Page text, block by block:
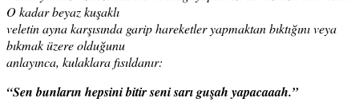
O kadar beyaz kuşaklı
veletin ayna karşısında garip hareketler yapmaktan bıktığını veya
bıkmak üzere olduğunu
anlayınca, kulaklara fısıldanır:
“Sen bunların hepsini bitir seni sarı guşah yapacaaah.”